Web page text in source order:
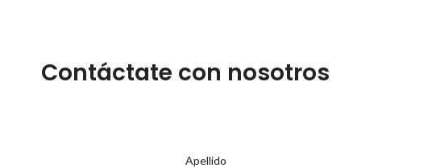
Contáctate con nosotros
Apellido